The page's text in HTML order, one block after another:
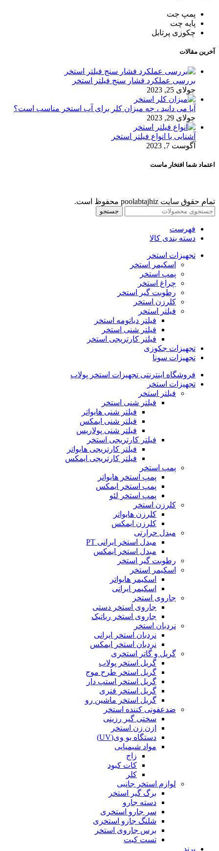
پمپ جت
پایه چت
چکوزی پرتابل
آخرین مقالات
بررسی عملکرد فشار سنج فیلتر استخر
جولای 25, 2023
آیا می دانید ، چه میزان کلر برای آب استخر مناسب است؟
جولای 29, 2023
آشنایی با انواع فیلتر استخر
آگوست 7, 2023
اعتماد شما افتخار ماست
تمام حقوق سایت poolabtajhiz محفوظ است.
جستجو
فهرست
دسته بندی کالا
تجهیزات استخر
اسکیمر استخر
پمپ استخر
چراغ استخر
رطوبت گیر استخر
کلرزن استخر
فیلتر استخر
فیلتر دیاتومه استخر
فیلتر شنی استخر
فیلتر کارتریجی استخر
تجهیزات جکوزی
تجهیزات سونا
فروشگاه اینترنتی تجهیزات استخر پولاب
تجهیزات استخر
فیلتر استخر
فیلتر شنی استخر
فیلتر شنی هایواتر
فیلتر شنی ایمکس
فیلتر شنی پولاریس
فیلتر کارتریجی استخر
فیلتر کارتریجی هایواتر
فیلتر کارتریجی ایمکس
پمپ استخر
پمپ استخر هایواتر
پمپ استخر ایمکس
پمپ استخر لئو
کلرزن استخر
کلرزن هایواتر
کلرزن ایمکس
مبدل حرارتی
مبدل استخر ایرانی PT
مبدل استخر ایمکس
رطوبت گیر استخر
اسکیمر استخر
اسکیمر هایواتر
اسکیمر ایرانی
جاروی استخر
جاروی استخر دستی
جاروی استخر رباتیک
نردبان استخر
نردبان استخر ایرانی
نردبان استخر ایمکس
گریل و گاتر استخری
گریل استخر پولاب
گریل استخر طرح موج
گریل استخر استپ دار
گریل استخر فنری
گریل استخر ماشین رو
ضدعفونی کننده استخر
سختی گیر رزینی
ازن زن استخر
دستگاه یو وی(UV)
مواد شیمیایی
زاج
کات کبود
کلر
لوازم استخر جانبی
برگ گیر استخر
دسته جارو
سر جارو استخری
شلنگ جارو استخری
برس جاروی استخر
تست کیت
برند